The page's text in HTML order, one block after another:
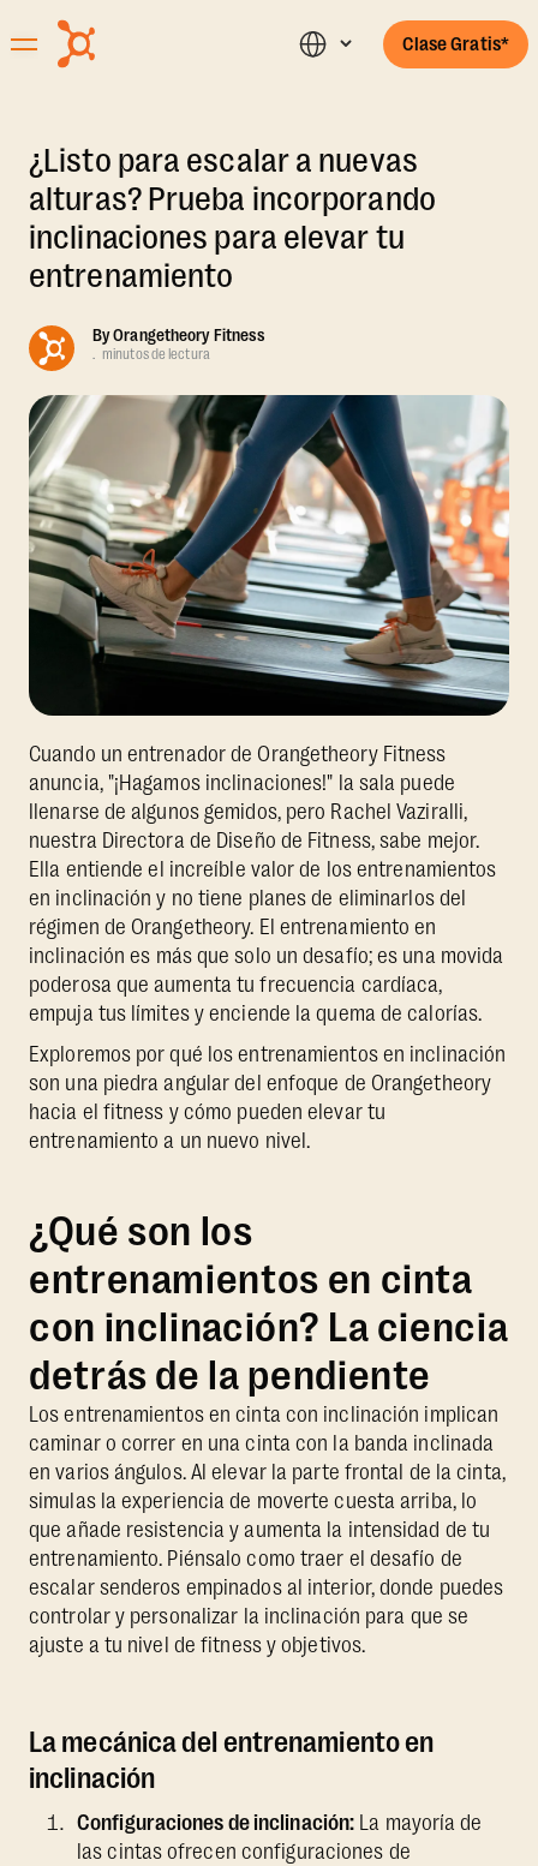
Clase Gratis*
¿Listo para escalar a nuevas
alturas? Prueba incorporando
inclinaciones para elevar tu
entrenamiento
ByOrangetheory Fitness
. minutos de lectura
Cuando un entrenador de Orangetheory Fitness
anuncia, "¡Hagamos inclinaciones!" la sala puede
llenarse de algunos gemidos, pero Rachel Vaziralli,
nuestra Directora de Diseño de Fitness, sabe mejor.
Ella entiende el increíble valor de los entrenamientos
en inclinación y no tiene planes de eliminarlos del
régimen de Orangetheory. El entrenamiento en
inclinación es más que solo un desafío; es una movida
poderosa que aumenta tu frecuencia cardíaca,
empuja tus límites y enciende la quema de calorías.
Exploremos por qué los entrenamientos en inclinación
son una piedra angular del enfoque de Orangetheory
hacia el fitness y cómo pueden elevar tu
entrenamiento a un nuevo nivel.
¿Qué son los
entrenamientos en cinta
con inclinación? La ciencia
detrás de la pendiente
Los entrenamientos en cinta con inclinación implican
caminar o correr en una cinta con la banda inclinada
en varios ángulos. Al elevar la parte frontal de la cinta,
simulas la experiencia de moverte cuesta arriba, lo
que añade resistencia y aumenta la intensidad de tu
entrenamiento. Piénsalo como traer el desafío de
escalar senderos empinados al interior, donde puedes
controlar y personalizar la inclinación para que se
ajuste a tu nivel de fitness y objetivos.
La mecánica del entrenamiento en
inclinación
Configuraciones de inclinación: La mayoría de
las cintas ofrecen configuraciones de